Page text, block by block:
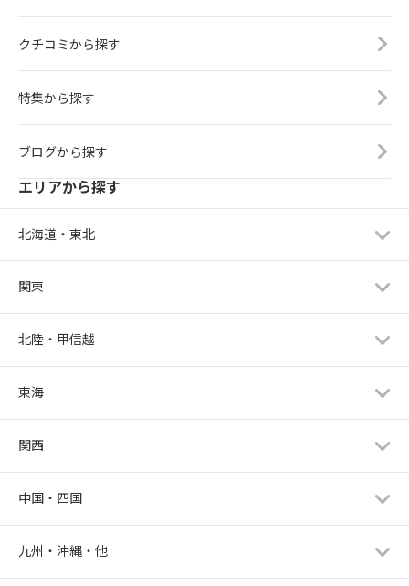
クチコミから探す
特集から探す
ブログから探す
エリアから探す
北海道・東北
関東
北陸・甲信越
東海
関西
中国・四国
九州・沖縄・他